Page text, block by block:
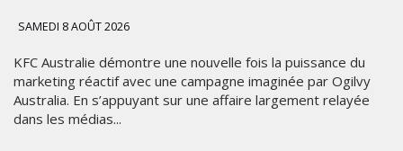
SAMEDI 8 AOÛT 2026
KFC Australie démontre une nouvelle fois la puissance du
marketing réactif avec une campagne imaginée par Ogilvy
Australia. En s’appuyant sur une affaire largement relayée
dans les médias...